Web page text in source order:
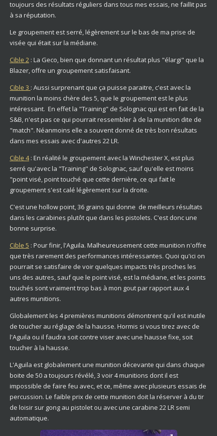
toujours des résultats réguliers dans tous mes essais, ne faillit pas
à sa réputation.
Le groupement est serré, légèrement sur le bas de ma prise de
visée qui était sur la médiane.
Cible 2 : La Geco, bien que donnant un résultat plus "élargi" que la
Blazer, offre un groupement satisfaisant.
Cible 3 : Aussi surprenant que ça puisse paraitre, c'est avec la
munition la moins chère des 5, que le groupement est le plus
intéressant. En effet la "Training" de Solognac qui est en fait de la
S&B, n'est pas ce qui pourrait ressembler à de la munition dite de
"match". Néanmoins elle a souvent donné de très bon résultats
dans mes essais avec d'autres 22 LR.
Cible 4: En réalité le groupement avec la Winchester X, est plus
serré qu'avec la "Training" de Solognac, sauf qu'elle est moins
"point visé, point touché que cette dernière, ce qui fait le
groupement s'est calé légèrement sur la droite.
C'est une hollow point, 36 grains qui donne de meilleurs résultats
dans les carabines plutôt que dans les pistolets. C'est donc une
bonne surprise.
Cible 5 : Pour finir, l'Aguila. Malheureusement cette munition n'offre
que très rarement des performances intéressantes. Quoi qu'ici on
pourrait se satisfaire de voir quelques impacts très proches les
uns des autres, sauf que le point visé, est la médiane, et les points
touchés sont vraiment trop bas à mon gout par rapport aux 4
autres munitions.
Globalement les 4 premières munitions démontrent qu'il est inutile
de toucher au réglage de la hausse. Hormis si vous tirez avec de
l'Aguila ou il faudra soit contre viser avec une hausse fixe, soit
toucher à la hausse.
L'Aguila est globalement une munition décevante qui dans chaque
boite de 50 a toujours révélé, 3 voir 4 munitions dont il est
impossible de faire feu avec, et ce, même avec plusieurs essais de
percussion. Le faible prix de cette munition doit la réserver à du tir
de loisir sur gong au pistolet ou avec une carabine 22 LR semi
automatique.